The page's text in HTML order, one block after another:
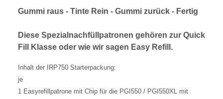
Gummi raus - Tinte Rein - Gummi zurück - Fertig
Diese Spezialnachfüllpatronen gehören zur Quick
Fill Klasse oder wie wir sagen Easy Refill.
Inhalt der IRP750 Starterpackung:
je
1 Easyrefillpatrone mit Chip für die PGI550 / PGI550XL mit